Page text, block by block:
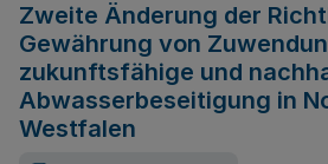
Zweite Änderung der
Gewährung von
zukunftsfähige und
Abwasserbeseitigung in
Westfalen